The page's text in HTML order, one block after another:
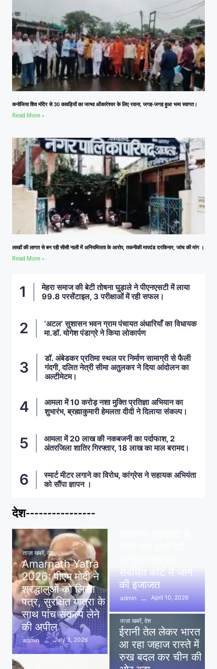
कनोजिया शिव मंदिर से 30 कावड़ियों का जत्था ओंकारेश्वर के लिए रवाना, जगह-जगह हुआ भव्य स्वागत।
Read More »
लाखों की लागत से बन रही सीसी नाली में अनियमितता के आरोप, तकनीकी मापदंड दरकिनार, जांच की मांग ।
Read More »
मेहरा समाज की बेटी तोषना घुड़ाले ने पीएनएसटी में लाया
99.8 परसेंटाइल, 3 परीक्षाओं में रही सफल।
‘अटल’ सुशासन भवन ग्राम पंचायत अंधारियाँ का विधायक
मा.डॉ. योगेश पंडाग्रे ने किया लोकार्पण
डॉ. अंबेडकर प्रतिमा स्थल पर निर्माण सामाग्री से फैली
गंदगी, दलित नेत्री सीमा अतुलकर ने दिया आंदोलन का
अल्टीमेटम।
आमला में 10 करोड़ नशा मुक्ति प्रतिज्ञा अभियान का
शुभारंभ, ब्रह्माकुमारी हेमलता दीदी ने दिलाया संकल्प।
आमला में 20 लाख की नकबजनी का पर्दाफाश, 2
अंतरजिला शातिर गिरफ्तार, 18 लाख का माल बरामद।
स्मार्ट मीटर लगाने का विरोध, कांग्रेस ने सहायक अभियंता
को सौंपा ज्ञापन ।
देश----------------
ताज़ा खबरें, देश
Amarnath Yatra
2026: पीएम मोदी ने
श्रद्धालुओं को लिखा
पत्र, सुरक्षित यात्रा के
साथ पांच संकल्प लेने
की अपील
admin July 3, 2026
संबंधित कोर्ट में जाने
की इजाजत
admin April 10, 2026
ताज़ा खबरें, देश
ईरानी तेल लेकर भारत
आ रहा जहाज रास्ते में
रुख बदल कर चीन की